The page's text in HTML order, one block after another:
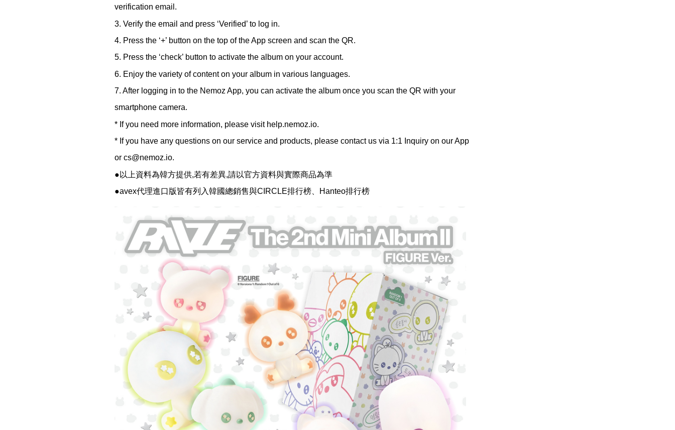
verification email.
3. Verify the email and press ‘Verified’ to log in.
4. Press the ‘+’ button on the top of the App screen and scan the QR.
5. Press the ‘check’ button to activate the album on your account.
6. Enjoy the variety of content on your album in various languages.
7. After logging in to the Nemoz App, you can activate the album once you scan the QR with your
smartphone camera.
* If you need more information, please visit help.nemoz.io.
* If you have any questions on our service and products, please contact us via 1:1 Inquiry on our App
or cs@nemoz.io.
●以上資料為韓方提供,若有差異,請以官方資料與實際商品為準
●avex代理進口版皆有列入韓國總銷售與CIRCLE排行榜、Hanteo排行榜